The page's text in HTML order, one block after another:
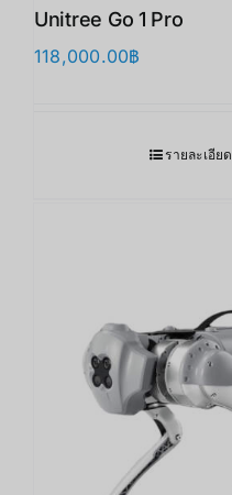
Unitree Go 1 Pro
118,000.00฿
รายละเอียด